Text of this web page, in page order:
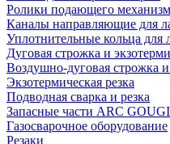
Ролики подающего
Каналы направляющие для
Уплотнительные кольца для
Дуговая строжка и
Воздушно-дуговая строжка и
Экзотермическая резка
Подводная сварка и резка
Запасные части ARC
Газосварочное оборудование
Резаки